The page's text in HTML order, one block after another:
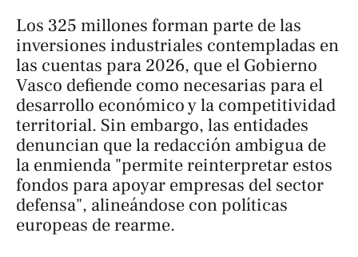
Los 325 millones forman parte de las
inversiones industriales contempladas en
las cuentas para 2026, que el Gobierno
Vasco defiende como necesarias para el
desarrollo económico y la competitividad
territorial. Sin embargo, las entidades
denuncian que la redacción ambigua de
la enmienda "permite reinterpretar estos
fondos para apoyar empresas del sector
defensa", alineándose con políticas
europeas de rearme.